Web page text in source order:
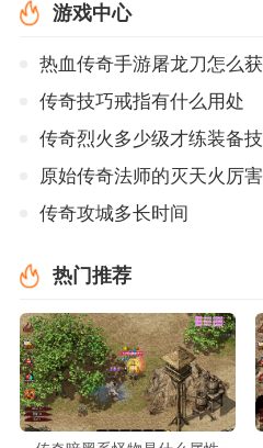
游戏中心
热血传奇手游屠龙刀怎么
传奇技巧戒指有什么用处
传奇烈火多少级才练装备
原始传奇法师的灭天火厉
传奇攻城多长时间
热门推荐